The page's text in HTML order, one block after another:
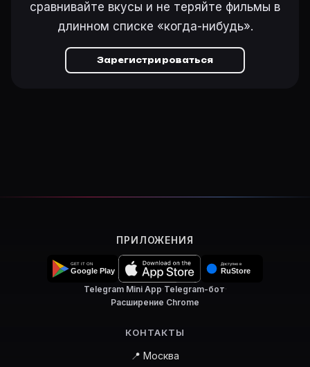
сравнивайте вкусы и не теряйте фильмы в
длинном списке «когда-нибудь».
Зарегистрироваться
ПРИЛОЖЕНИЯ
Telegram Mini App·Telegram-бот·
Расширение Chrome
КОНТАКТЫ
📍 Москва